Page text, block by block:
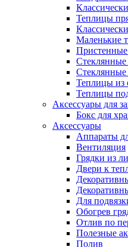
Теплицы
Маленькие
Стеклянные
Теплицы из
Теплицы
Аксессуары для
Бокс для
Аксессуары
Аппараты
Вентиляция
Грядки из
Двери к
Для
Обогрев
Отлив по
Полезные
Полив